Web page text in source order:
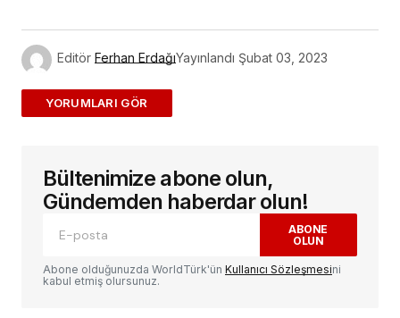
Editör Ferhan ErdağıYayınlandı Şubat 03, 2023
ADD A COMMENT
E-posta adresiniz yayınlanmayacak.
alanlar*ile işaretlenmişlerdir
Yorum
Bültenimize abone olun,
Gündemden haberdar olun!
ABONE
OLUN
Abone olduğunuzda WorldTürk'ün Kullanıcı Sözleşmesini
kabul etmiş olursunuz.